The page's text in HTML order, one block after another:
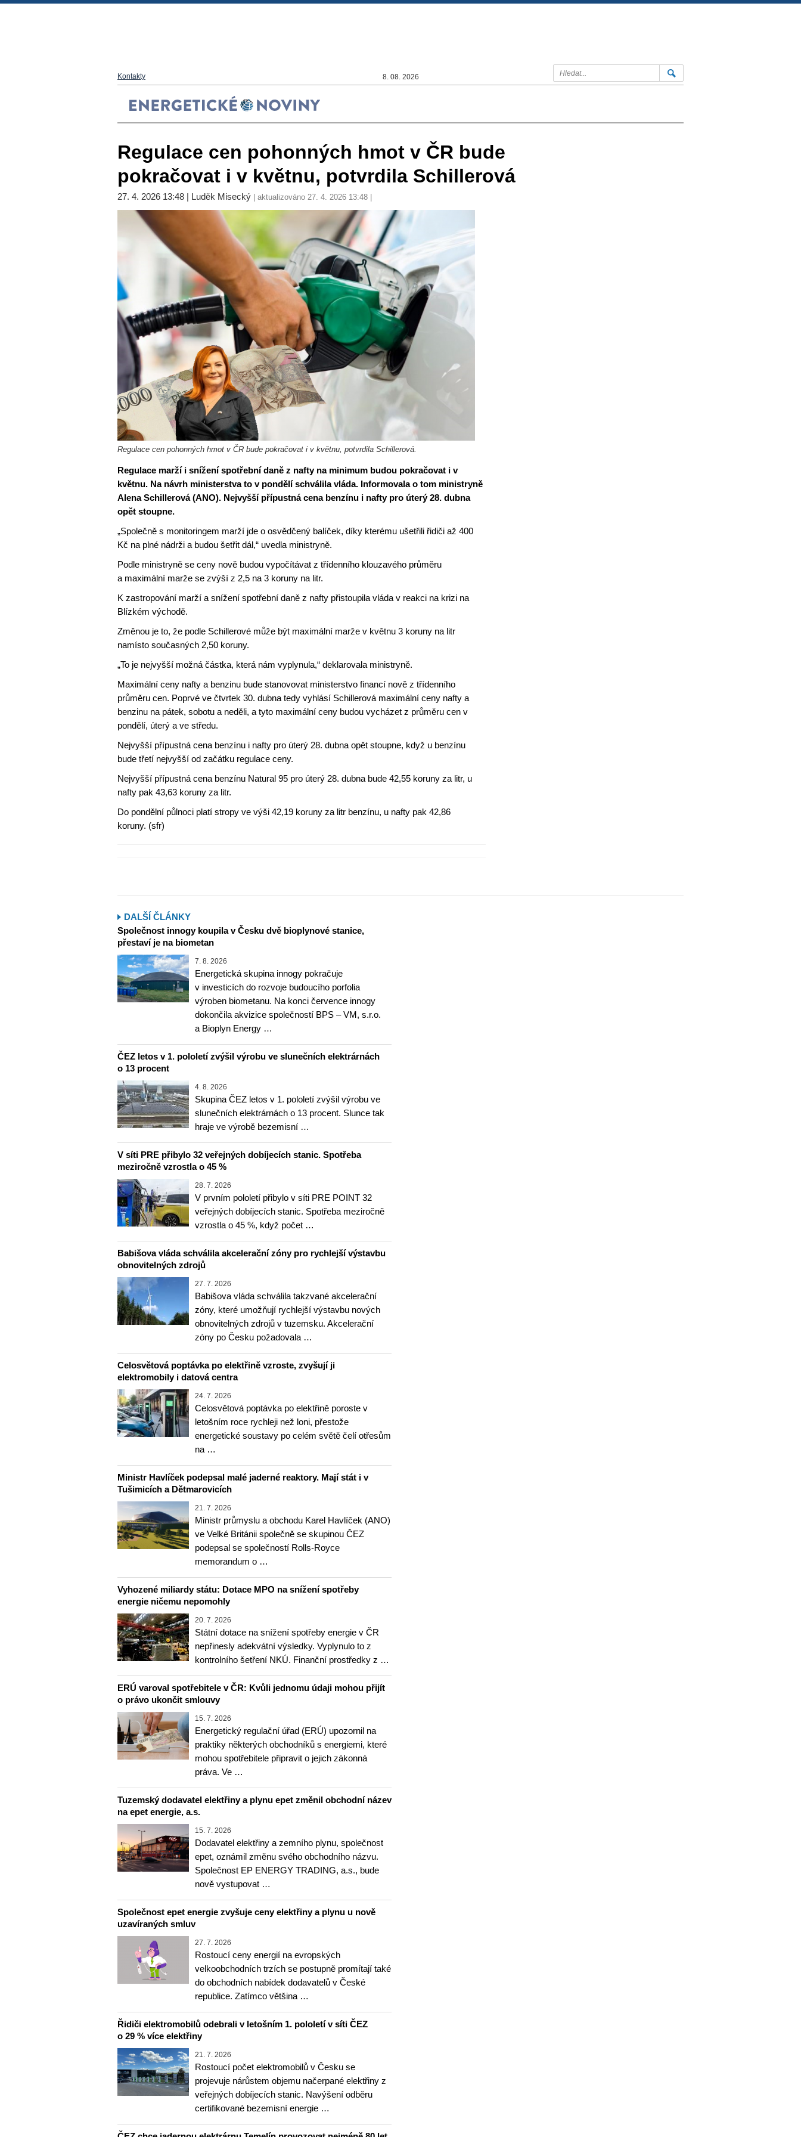
Kontakty 8. 08. 2026
Regulace cen pohonných hmot v ČR bude
pokračovat i v květnu, potvrdila Schillerová
27. 4. 2026 13:48 | Luděk Misecký | aktualizováno 27. 4. 2026 13:48 |
Regulace cen pohonných hmot v ČR bude pokračovat i v květnu, potvrdila Schillerová.
Regulace marží i snížení spotřební daně z nafty na minimum budou pokračovat i v
květnu. Na návrh ministerstva to v pondělí schválila vláda. Informovala o tom ministryně
Alena Schillerová (ANO). Nejvyšší přípustná cena benzínu i nafty pro úterý 28. dubna
opět stoupne.
„Společně s monitoringem marží jde o osvědčený balíček, díky kterému ušetřili řidiči až 400
Kč na plné nádrži a budou šetřit dál,“ uvedla ministryně.
Podle ministryně se ceny nově budou vypočítávat z třídenního klouzavého průměru
a maximální marže se zvýší z 2,5 na 3 koruny na litr.
K zastropování marží a snížení spotřební daně z nafty přistoupila vláda v reakci na krizi na
Blízkém východě.
Změnou je to, že podle Schillerové může být maximální marže v květnu 3 koruny na litr
namísto současných 2,50 koruny.
„To je nejvyšší možná částka, která nám vyplynula,“ deklarovala ministryně.
Maximální ceny nafty a benzinu bude stanovovat ministerstvo financí nově z třídenního
průměru cen. Poprvé ve čtvrtek 30. dubna tedy vyhlásí Schillerová maximální ceny nafty a
benzinu na pátek, sobotu a neděli, a tyto maximální ceny budou vycházet z průměru cen v
pondělí, úterý a ve středu.
Nejvyšší přípustná cena benzínu i nafty pro úterý 28. dubna opět stoupne, když u benzínu
bude třetí nejvyšší od začátku regulace ceny.
Nejvyšší přípustná cena benzínu Natural 95 pro úterý 28. dubna bude 42,55 koruny za litr, u
nafty pak 43,63 koruny za litr.
Do pondělní půlnoci platí stropy ve výši 42,19 koruny za litr benzínu, u nafty pak 42,86
koruny. (sfr)
DALŠÍ ČLÁNKY
Společnost innogy koupila v Česku dvě bioplynové stanice,
přestaví je na biometan
7. 8. 2026
Energetická skupina innogy pokračuje
v investicích do rozvoje budoucího porfolia
výroben biometanu. Na konci července innogy
dokončila akvizice společností BPS – VM, s.r.o.
a Bioplyn Energy …
ČEZ letos v 1. pololetí zvýšil výrobu ve slunečních elektrárnách
o 13 procent
4. 8. 2026
Skupina ČEZ letos v 1. pololetí zvýšil výrobu ve
slunečních elektrárnách o 13 procent. Slunce tak
hraje ve výrobě bezemisní …
V síti PRE přibylo 32 veřejných dobíjecích stanic. Spotřeba
meziročně vzrostla o 45 %
28. 7. 2026
V prvním pololetí přibylo v síti PRE POINT 32
veřejných dobíjecích stanic. Spotřeba meziročně
vzrostla o 45 %, když počet …
Babišova vláda schválila akcelerační zóny pro rychlejší výstavbu
obnovitelných zdrojů
27. 7. 2026
Babišova vláda schválila takzvané akcelerační
zóny, které umožňují rychlejší výstavbu nových
obnovitelných zdrojů v tuzemsku. Akcelerační
zóny po Česku požadovala …
Celosvětová poptávka po elektřině vzroste, zvyšují ji
elektromobily i datová centra
24. 7. 2026
Celosvětová poptávka po elektřině poroste v
letošním roce rychleji než loni, přestože
energetické soustavy po celém světě čelí otřesům
na …
Ministr Havlíček podepsal malé jaderné reaktory. Mají stát i v
Tušimicích a Dětmarovicích
21. 7. 2026
Ministr průmyslu a obchodu Karel Havlíček (ANO)
ve Velké Británii společně se skupinou ČEZ
podepsal se společností Rolls-Royce
memorandum o …
Vyhozené miliardy státu: Dotace MPO na snížení spotřeby
energie ničemu nepomohly
20. 7. 2026
Státní dotace na snížení spotřeby energie v ČR
nepřinesly adekvátní výsledky. Vyplynulo to z
kontrolního šetření NKÚ. Finanční prostředky z …
ERÚ varoval spotřebitele v ČR: Kvůli jednomu údaji mohou přijít
o právo ukončit smlouvy
15. 7. 2026
Energetický regulační úřad (ERÚ) upozornil na
praktiky některých obchodníků s energiemi, které
mohou spotřebitele připravit o jejich zákonná
práva. Ve …
Tuzemský dodavatel elektřiny a plynu epet změnil obchodní název
na epet energie, a.s.
15. 7. 2026
Dodavatel elektřiny a zemního plynu, společnost
epet, oznámil změnu svého obchodního názvu.
Společnost EP ENERGY TRADING, a.s., bude
nově vystupovat …
Společnost epet energie zvyšuje ceny elektřiny a plynu u nově
uzavíraných smluv
27. 7. 2026
Rostoucí ceny energií na evropských
velkoobchodních trzích se postupně promítají také
do obchodních nabídek dodavatelů v České
republice. Zatímco většina …
Řidiči elektromobilů odebrali v letošním 1. pololetí v síti ČEZ
o 29 % více elektřiny
21. 7. 2026
Rostoucí počet elektromobilů v Česku se
projevuje nárůstem objemu načerpané elektřiny z
veřejných dobíjecích stanic. Navýšení odběru
certifikované bezemisní energie …